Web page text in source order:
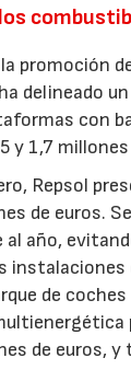
promoción
delineado
con
y 1,7
Repsol
de euros.
año,
instalaciones
de
de euros,